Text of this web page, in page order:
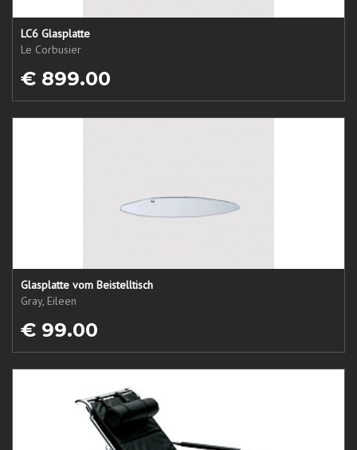
LC6 Glasplatte
Le Corbusier
€ 899.00
Glasplatte vom Beistelltisch
Gray, Eileen
€ 99.00